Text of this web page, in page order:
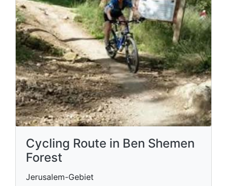
Cycling Route in Ben Shemen
Forest
Jerusalem-Gebiet